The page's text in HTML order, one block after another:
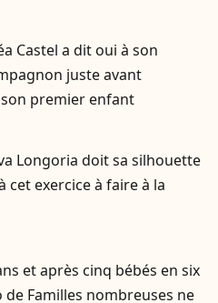
Castel a dit oui à son
juste avant
premier enfant
Longoria doit sa silhouette
cet exercice à faire à la
et après cinq bébés en six
de Familles nombreuses ne